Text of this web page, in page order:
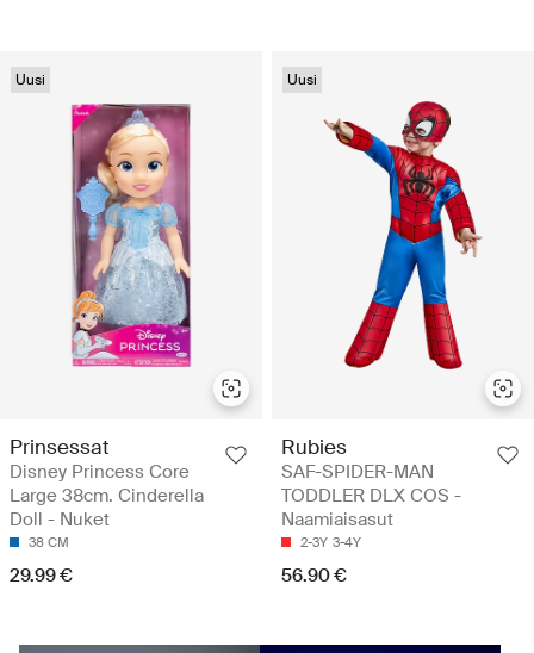
Uusi
Prinsessat
Disney Princess Core
Large 38cm. Cinderella
Doll - Nuket
38 CM
29.99 €
Uusi
Rubies
SAF-SPIDER-MAN
TODDLER DLX COS -
Naamiaisasut
2-3Y 3-4Y
56.90 €